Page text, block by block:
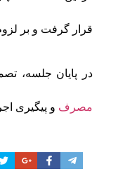
قرار گرفت و بر
در پایان جلسه،
مصرف و پیگیری